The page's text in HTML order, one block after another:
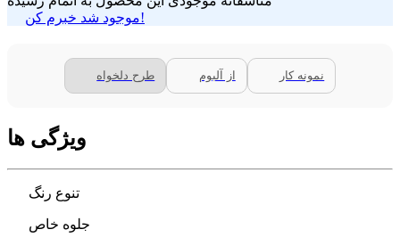
موجود شد خبرم کن!
طرح دلخواه از آلبوم نمونه کار
ویژگی ها
تنوع رنگ
جلوه خاص